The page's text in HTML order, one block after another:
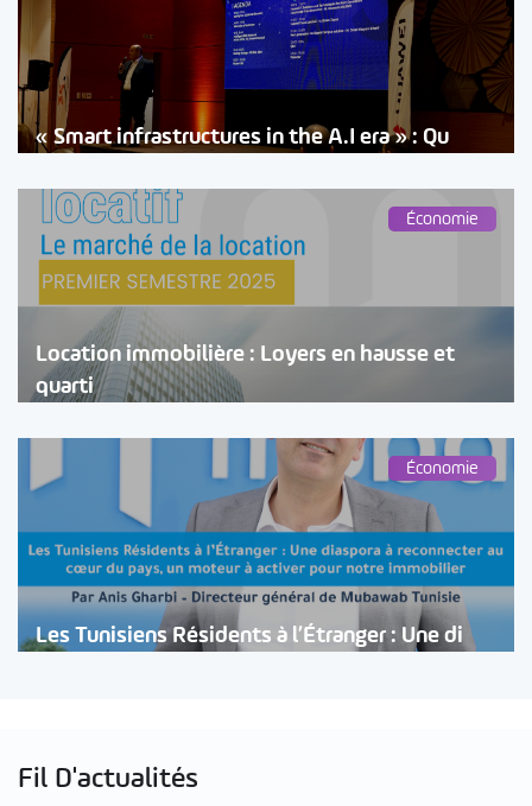
« Smart infrastructures in the A.I era » : Qu
Économie
Location immobilière : Loyers en hausse et
quarti
Économie
Les Tunisiens Résidents à l’Étranger : Une di
Fil D'actualités